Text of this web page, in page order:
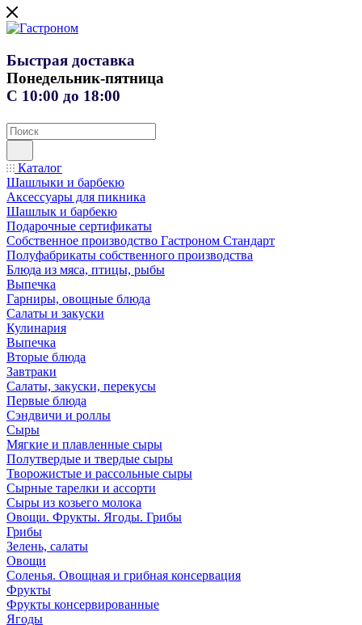
Быстрая доставка
Понедельник-пятница
С 10:00 до 18:00
Каталог
Шашлыки и барбекю
Аксессуары для пикника
Шашлык и барбекю
Подарочные сертификаты
Собственное производство Гастроном Стандарт
Полуфабрикаты собственного производства
Блюда из мяса, птицы, рыбы
Выпечка
Гарниры, овощные блюда
Салаты и закуски
Кулинария
Выпечка
Вторые блюда
Завтраки
Салаты, закуски, перекусы
Первые блюда
Сэндвичи и роллы
Сыры
Мягкие и плавленные сыры
Полутвердые и твердые сыры
Творожистые и рассольные сыры
Сырные тарелки и ассорти
Сыры из козьего молока
Овощи. Фрукты. Ягоды. Грибы
Грибы
Зелень, салаты
Овощи
Соленья. Овощная и грибная консервация
Фрукты
Фрукты консервированные
Ягоды